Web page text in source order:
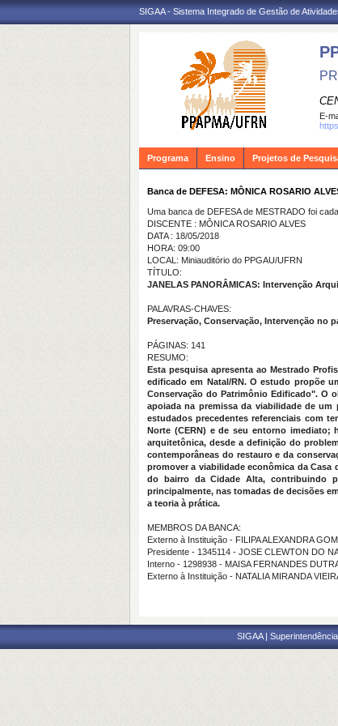
SIGAA - Sistema Integrado de Gestão de
E-
Programa Ensino Projetos de
Banca de DEFESA: MÔNICA ROSARIO
Uma banca de DEFESA de MESTRADO foi
DISCENTE : MÔNICA ROSARIO ALVES
DATA : 18/05/2018
HORA: 09:00
LOCAL: Miniauditório do PPGAU/UFRN
TÍTULO:
JANELAS PANORÂMICAS: Intervenção
PALAVRAS-CHAVES:
Preservação, Conservação, Intervenção no
PÁGINAS: 141
RESUMO:
Esta pesquisa apresenta ao Mestrado
edificado em Natal/RN. O estudo propõe
Conservação do Patrimônio Edificado". O
apoiada na premissa da viabilidade de
estudados precedentes referenciais com
Norte (CERN) e de seu entorno imediato;
arquitetônica, desde a definição do
contemporâneas do restauro e da
promover a viabilidade econômica da
do bairro da Cidade Alta, contribuindo
principalmente, nas tomadas de decisões
a teoria à prática.
MEMBROS DA BANCA:
Externo à Instituição - FILIPA ALEXANDRA
Presidente - 1345114 - JOSE CLEWTON DO
Interno - 1298938 - MAISA FERNANDES
Externo à Instituição - NATALIA MIRANDA
SIGAA |